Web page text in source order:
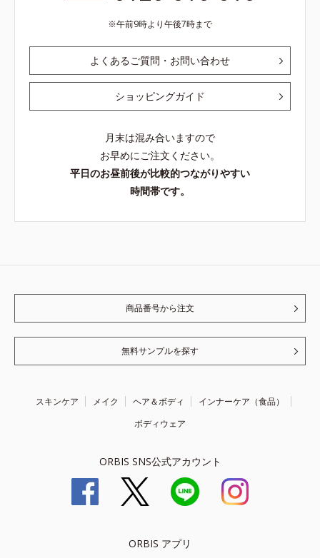
午前9時より午後7時まで
よくあるご質問・お問い合わせ
ショッピングガイド
月末は混み合いますので
お早めにご注文ください。
平日のお昼前後が比較的つながりやすい
時間帯です。
商品番号から注文
無料サンプルを探す
スキンケア メイク ヘア＆ボディ
インナーケア（食品）
ボディウェア
ORBIS SNS公式アカウント
ORBIS アプリ